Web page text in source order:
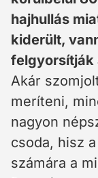
hajhullás
kiderült,
felgyorsítják
Akár
meríteni,
nagyon
csoda, hisz
számára a